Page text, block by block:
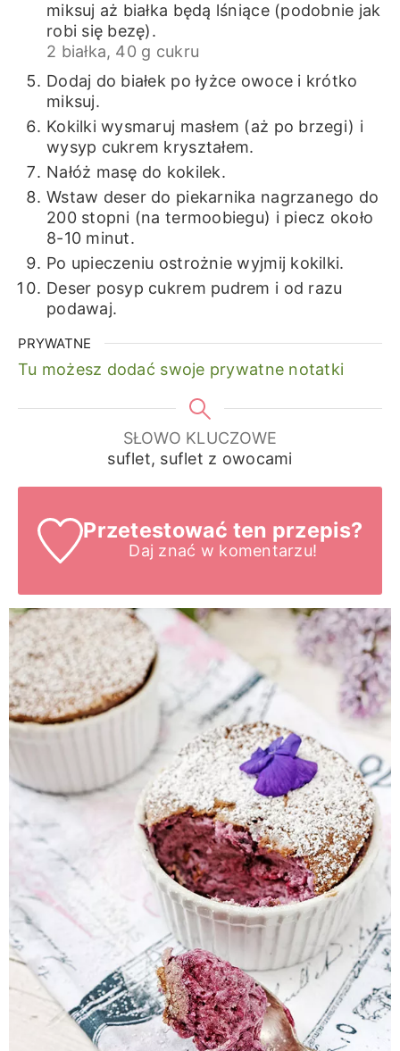
miksuj aż białka będą lśniące (podobnie jak
robi się bezę).
2 białka, 40 g cukru
Dodaj do białek po łyżce owoce i krótko
miksuj.
Kokilki wysmaruj masłem (aż po brzegi) i
wysyp cukrem kryształem.
Nałóż masę do kokilek.
Wstaw deser do piekarnika nagrzanego do
200 stopni (na termoobiegu) i piecz około
8-10 minut.
Po upieczeniu ostrożnie wyjmij kokilki.
Deser posyp cukrem pudrem i od razu
podawaj.
PRYWATNE
Tu możesz dodać swoje prywatne notatki
SŁOWO KLUCZOWE
suflet, suflet z owocami
Przetestować ten przepis?
Daj znać w komentarzu!